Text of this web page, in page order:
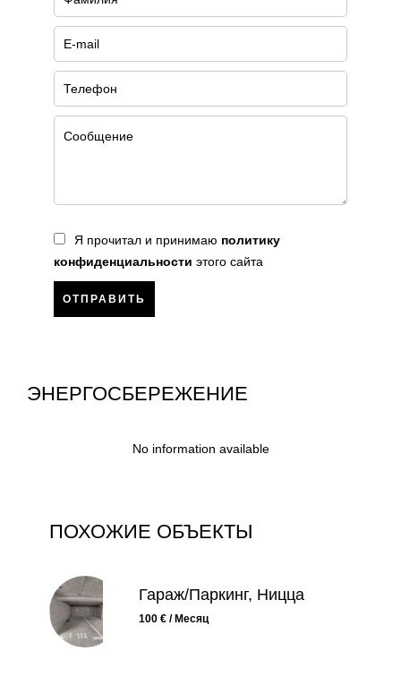
Я прочитал и принимаю политику
конфиденциальности этого сайта
ОТПРАВИТЬ
ЭНЕРГОСБЕРЕЖЕНИЕ
No information available
ПОХОЖИЕ ОБЪЕКТЫ
Гараж/Паркинг, Ницца
100 € / Месяц